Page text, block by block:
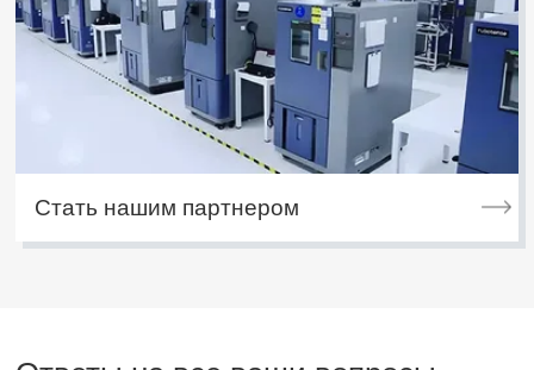
Стать нашим партнером